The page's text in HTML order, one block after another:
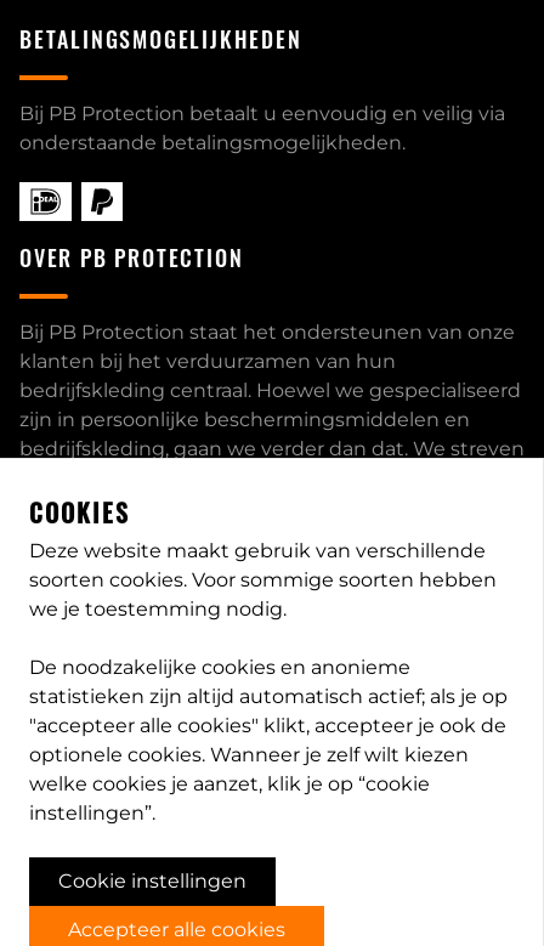
BETALINGSMOGELIJKHEDEN
Bij PB Protection betaalt u eenvoudig en veilig via
onderstaande betalingsmogelijkheden.
OVER PB PROTECTION
Bij PB Protection staat het ondersteunen van onze
klanten bij het verduurzamen van hun
bedrijfskleding centraal. Hoewel we gespecialiseerd
zijn in persoonlijke beschermingsmiddelen en
bedrijfskleding, gaan we verder dan dat. We streven
bieden een uitgebreid servicepakket aan, inclusief
Dit zijn enkele van onze mogelijkheden. Heeft u
speciale wensen, neemcontact
PB-Protection
info@pb-protection.nl
040 2063026
COOKIES
Deze website maakt gebruik van verschillende
soorten cookies. Voor sommige soorten hebben
we je toestemming nodig.
De noodzakelijke cookies en anonieme
statistieken zijn altijd automatisch actief; als je op
"accepteer alle cookies" klikt, accepteer je ook de
optionele cookies. Wanneer je zelf wilt kiezen
welke cookies je aanzet, klik je op “cookie
instellingen”.
Cookie instellingen
Accepteer alle cookies